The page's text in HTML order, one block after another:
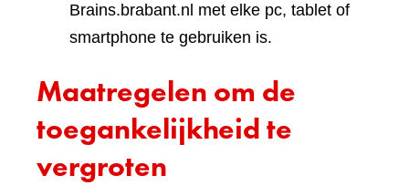
Brains.brabant.nl met elke pc, tablet of
smartphone te gebruiken is.
Maatregelen om de
toegankelijkheid te
vergroten